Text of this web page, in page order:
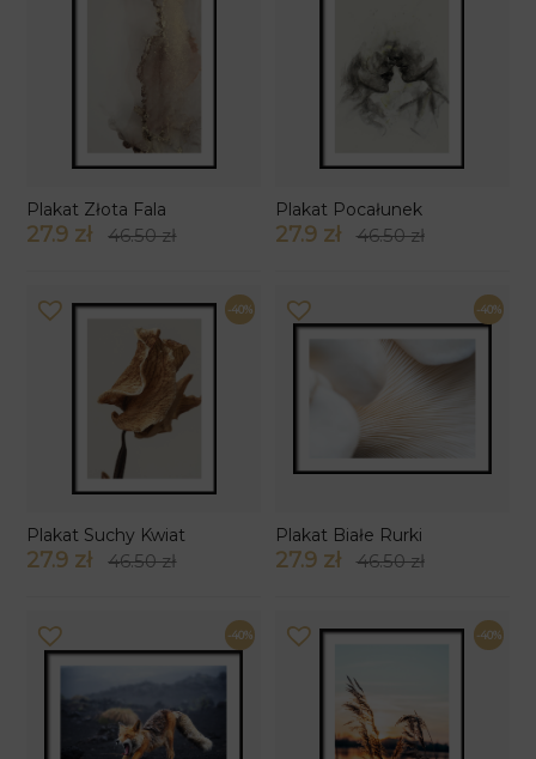
Plakat Złota Fala
27.9 zł 46.50 zł
Plakat Pocałunek
27.9 zł 46.50 zł
-40%
Plakat Suchy Kwiat
27.9 zł 46.50 zł
-40%
Plakat Białe Rurki
27.9 zł 46.50 zł
-40% -40%